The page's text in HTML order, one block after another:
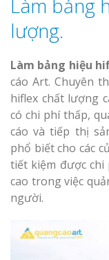
Làm bảng
lượng.
Làm bảng hiệu
cáo Art. Chuyên
hiflex chất lượng
có chi phí thấp,
cáo và tiếp thị
phổ biết cho các
tiết kiệm được chi
cao trong việc
người.